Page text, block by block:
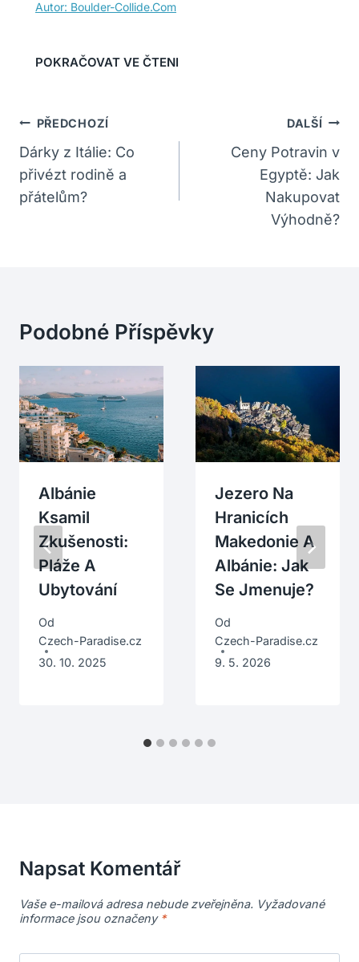
Navigace
Pro
Příspěvek
PŘEDCHOZÍ
Dárky z Itálie: Co
přivézt rodině a
přátelům?
DALŠÍ
Ceny Potravin v
Egyptě: Jak
Nakupovat
Výhodně?
Podobné Příspěvky
Albánie
Ksamil
Zkušenosti:
Pláže A
Ubytování
Od
Czech-Paradise.cz
30. 10. 2025
Jezero Na
Hranicích
Makedonie A
Albánie: Jak
Se Jmenuje?
Od
Czech-Paradise.cz
9. 5. 2026
Napsat Komentář
Vaše e-mailová adresa nebude zveřejněna. Vyžadované
informace jsou označeny *